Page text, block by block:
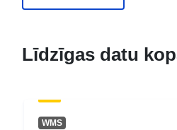
Līdzīgas datu
WMS